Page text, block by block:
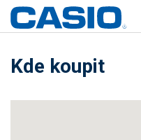
Kde koupit